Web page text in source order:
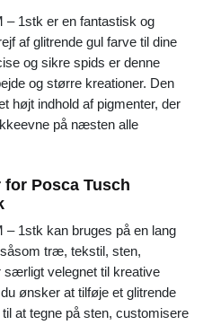
– 1stk er en fantastisk og
af glitrende gul farve til dine
og sikre spids er denne
og større kreationer. Den
højt indhold af pigmenter, der
på næsten alle
Posca Tusch
– 1stk kan bruges på en lang
træ, tekstil, sten,
velegnet til kreative
ønsker at tilføje et glitrende
at tegne på sten, customisere